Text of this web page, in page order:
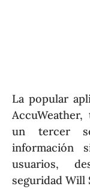
La popular
un tercer
información
usuarios,
seguridad Will